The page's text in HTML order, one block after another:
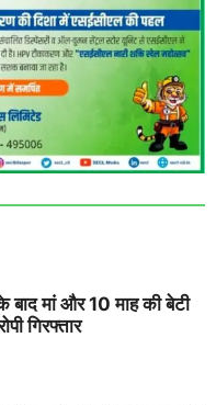
बाद मां और 10 माह की बेटी
गिरफ्तार